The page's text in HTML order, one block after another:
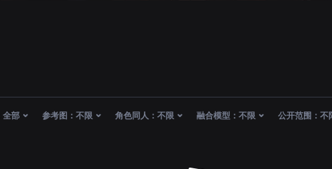
全部 参考图： 不限 角色同人： 不限 融合模型： 不限 公开范围： 不